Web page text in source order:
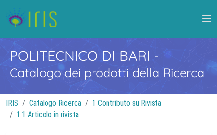
POLITECNICO DI BARI -
Catalogo dei prodotti della Ricerca
IRIS Catalogo Ricerca
1 Contributo su Rivista
1.1 Articolo in rivista